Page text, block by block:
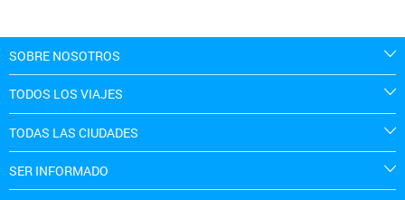
SOBRE NOSOTROS
TODOS LOS VIAJES
TODAS LAS CIUDADES
SER INFORMADO